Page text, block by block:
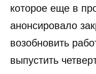
которое еще в
анонсировало
возобновить
выпустить